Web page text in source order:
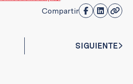
Compartir
SIGUIENTE